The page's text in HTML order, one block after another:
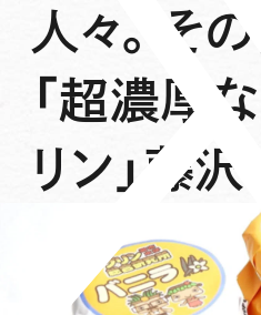
人々。そ
「超濃厚
リン」藤